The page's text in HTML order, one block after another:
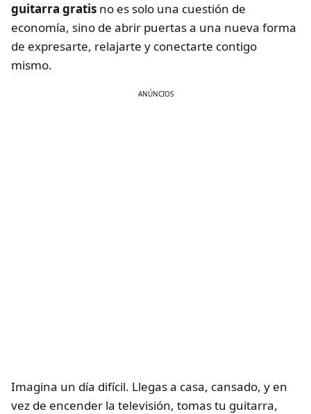
guitarra gratis no es solo una cuestión de
economía, sino de abrir puertas a una nueva forma
de expresarte, relajarte y conectarte contigo
mismo.
ANÚNCIOS
Imagina un día difícil. Llegas a casa, cansado, y en
vez de encender la televisión, tomas tu guitarra,